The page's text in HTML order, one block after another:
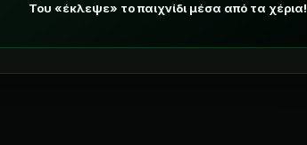
Του «έκλεψε» το παιχνίδι μέσα από τα χέρια!